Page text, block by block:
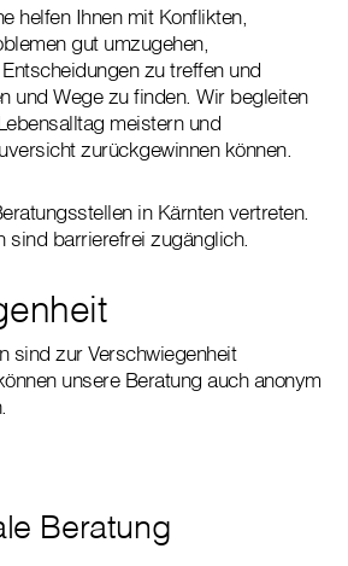
helfen Ihnen mit Konflikten,
gut umzugehen,
zu treffen und
und Wege zu finden. Wir begleiten
meistern und
zurückgewinnen können.
in Kärnten vertreten.
sind barrierefrei zugänglich.
sind zur Verschwiegenheit
unsere Beratung auch anonym
Beratung